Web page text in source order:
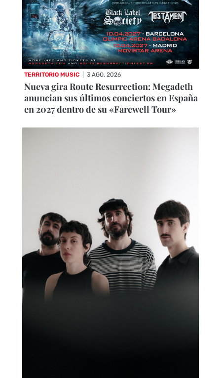
TERRITORIO MUSIC 3 AGO, 2026
Nueva gira Route Resurrection: Megadeth
anuncian sus últimos conciertos en España
en 2027 dentro de su «Farewell Tour»